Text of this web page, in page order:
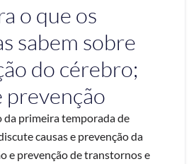
o que os
sabem sobre
do cérebro;
prevenção
primeira temporada de
causas e prevenção da
e prevenção de transtornos e